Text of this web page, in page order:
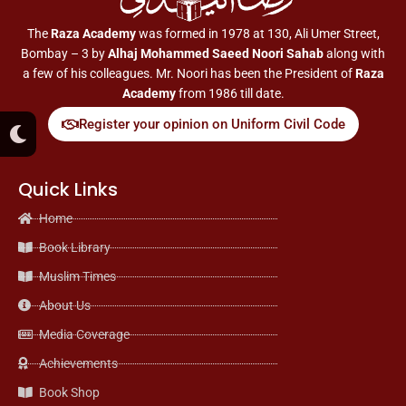
TheRaza Academywas formed in 1978 at 130, Ali Umer Street,
Bombay – 3 byAlhaj Mohammed Saeed Noori Sahabalong with
a few of his colleagues. Mr. Noori has been the President ofRaza
Academyfrom 1986 till date.
Register your opinion on Uniform Civil Code
Quick Links
Home
Book Library
Muslim Times
About Us
Media Coverage
Achievements
Book Shop
M
o
o